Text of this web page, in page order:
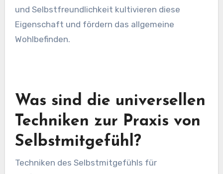
und Selbstfreundlichkeit kultivieren diese
Eigenschaft und fördern das allgemeine
Wohlbefinden.